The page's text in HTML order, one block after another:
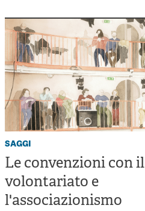
saggi
Le convenzioni con il
volontariato e
l'associazionismo